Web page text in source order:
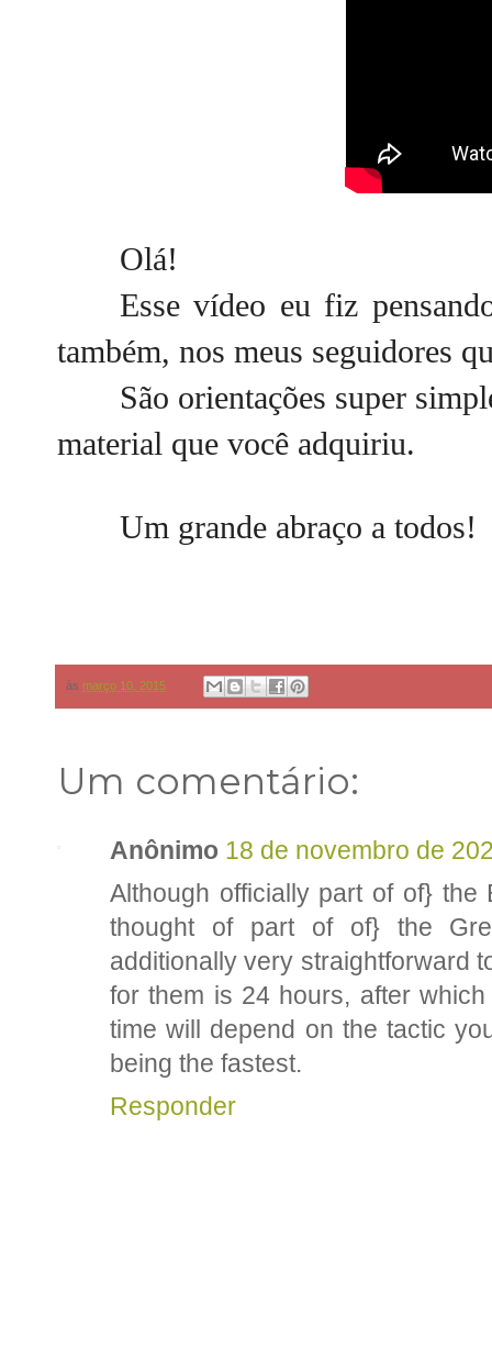
Olá!
Esse vídeo eu fiz
também, nos meus seguidores
São orientações super
material que você adquiriu.
Um grande abraço a todos!
às março 10, 2015
Um comentário:
Anônimo 18 de novembro de
Although officially part of of}
thought of part of of} the
additionally very straightforward
for them is 24 hours, after
time will depend on the tactic
being the fastest.
Responder